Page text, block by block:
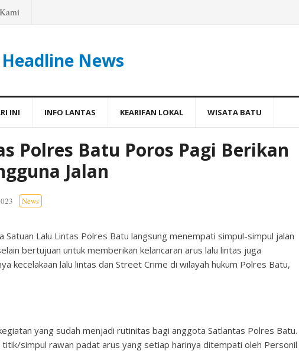
News
INI INFO LANTAS KEARIFAN LOKAL WISATA BATU
Polres Batu Poros Pagi Berikan
Jalan
News
Lalu Lintas Polres Batu langsung menempati simpul-simpul jalan
bertujuan untuk memberikan kelancaran arus lalu lintas juga
kecelakaan lalu lintas dan Street Crime di wilayah hukum Polres Batu,
yang sudah menjadi rutinitas bagi anggota Satlantas Polres Batu.
titik/simpul rawan padat arus yang setiap harinya ditempati oleh Personil